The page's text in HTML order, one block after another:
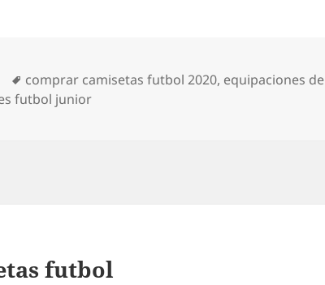
Etiquetas
comprar camisetas futbol 2020, equipaciones de
futbol junior
futbol